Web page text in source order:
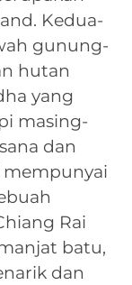
Kedua-
gunung-
hutan
yang
masing-
dan
mempunyai
Rai
batu,
dan